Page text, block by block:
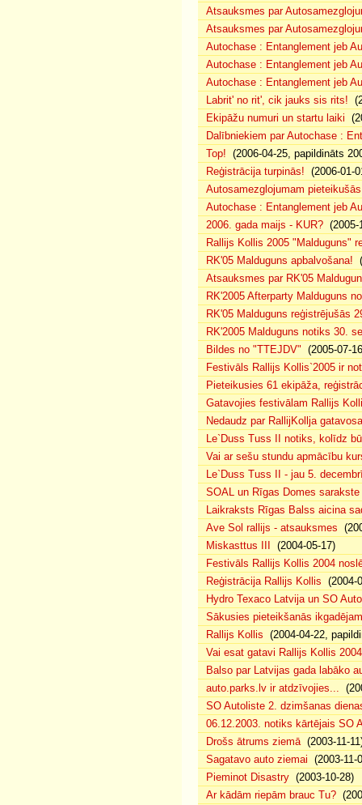
Atsauksmes par
Atsauksmes par
Autochase : Entanglement jeb
Autochase : Entanglement jeb
Autochase : Entanglement jeb
Labrit' no rit', cik jauks sis rits!
Ekipāžu numuri un startu laiki
Dalībniekiem par Autochase :
Top! (2006-04-25, papildināts
Reģistrācija turpinās! (2006-01-
Autosamezglojumam
Autochase : Entanglement jeb
2006. gada maijs - KUR? (2005-
Rallijs Kollis 2005 "Malduguns"
RK'05 Malduguns apbalvošana!
Atsauksmes par RK'05
RK'2005 Afterparty Malduguns
RK'05 Malduguns reģistrējušās
RK'2005 Malduguns notiks 30.
Bildes no "TTEJDV" (2005-07-
Festivāls Rallijs Kollis`2005 ir
Pieteikusies 61 ekipāža,
Gatavojies festivālam Rallijs
Nedaudz par RallijKollja
Le`Duss Tuss II notiks, kolīdz
Vai ar sešu stundu apmācību
Le`Duss Tuss II - jau 5.
SOAL un Rīgas Domes
Laikraksts Rīgas Balss aicina
Ave Sol rallijs - atsauksmes
Miskasttus III
(2004-05-17)
Festivāls Rallijs Kollis 2004
Reģistrācija Rallijs Kollis (2004-
Hydro Texaco Latvija un SO
Sākusies pieteikšanās
Rallijs Kollis (2004-04-22,
Vai esat gatavi Rallijs Kollis
Balso par Latvijas gada labāko
auto.parks.lv ir atdzīvojies...
SO Autoliste 2. dzimšanas
06.12.2003. notiks kārtējais SO
Drošs ātrums ziemā(2003-11-
Sagatavo auto ziemai (2003-11-
Pieminot Disastry (2003-10-28)
Ar kādām riepām brauc Tu?